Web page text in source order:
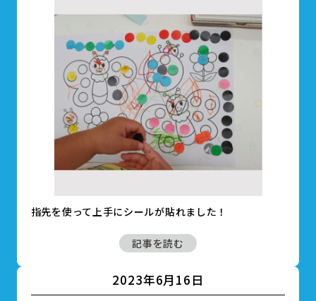
指先を使って上手にシールが貼れました！
記事を読む
2023年6月16日